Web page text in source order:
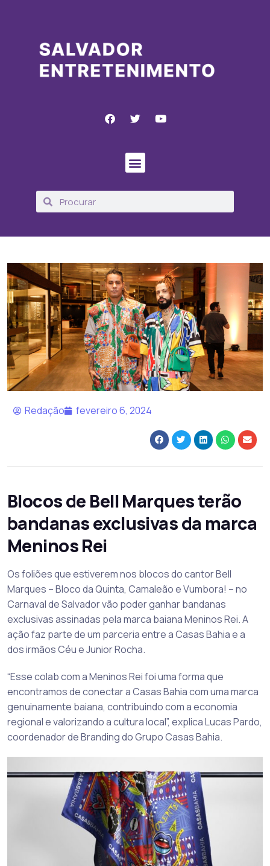
Redação fevereiro 6, 2024
Blocos de Bell Marques terão
bandanas exclusivas da marca
Meninos Rei
Os foliões que estiverem nos blocos do cantor Bell
Marques – Bloco da Quinta, Camaleão e Vumbora! – no
Carnaval de Salvador vão poder ganhar bandanas
exclusivas assinadas pela marca baiana Meninos Rei. A
ação faz parte de um parceria entre a Casas Bahia e a
dos irmãos Céu e Junior Rocha.
“Esse colab com a Meninos Rei foi uma forma que
encontramos de conectar a Casas Bahia com uma marca
genuinamente baiana, contribuindo com a economia
regional e valorizando a cultura local”, explica Lucas Pardo,
coordenador de Branding do Grupo Casas Bahia.